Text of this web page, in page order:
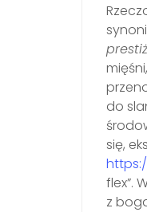
do
się,
flex”.
z